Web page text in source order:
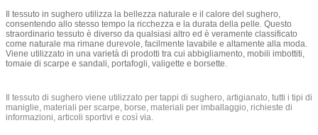
Il tessuto in sughero utilizza la bellezza naturale e il calore del sughero,
consentendo allo stesso tempo la ricchezza e la durata della pelle. Questo
straordinario tessuto è diverso da qualsiasi altro ed è veramente classificato
come naturale ma rimane durevole, facilmente lavabile e altamente alla moda.
Viene utilizzato in una varietà di prodotti tra cui abbigliamento, mobili imbottiti,
tomaie di scarpe e sandali, portafogli, valigette e borsette.
Il tessuto di sughero viene utilizzato per tappi di sughero, artigianato, tutti i tipi di
maniglie, materiali per scarpe, borse, materiali per imballaggio, richieste di
informazioni, articoli sportivi e così via.